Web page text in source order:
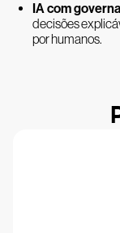
IA com
decisões
por humanos.